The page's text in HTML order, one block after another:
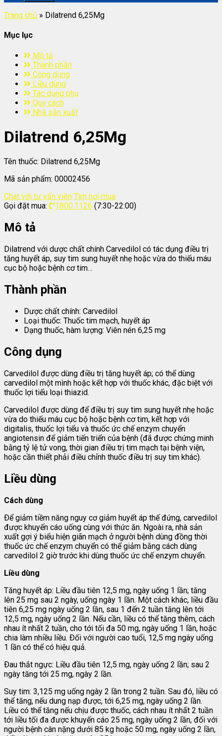
Trang chủ » Dilatrend 6,25Mg
Mục lục
Mô tả
Thành phần
Công dụng
Liều dùng
Tác dụng phụ
Quy cách
Nhà sản xuất
Dilatrend 6,25Mg
Tên thuốc: Dilatrend 6,25Mg
Mã sản phẩm: 00002456
Chat với tư vấn viên Tìm nơi mua
Gọi đặt mua:
1800.1126 (7:30-22:00)
Mô tả
Dilatrend với dược chất chính Carvedilol có tác dụng điều trị
tăng huyết áp, suy tim sung huyết nhẹ hoặc vừa do thiếu máu
cục bộ hoặc bệnh cơ tim…
Thành phần
Dược chất chính: Carvedilol
Loại thuốc: Thuốc tim mạch, huyết áp
Dạng thuốc, hàm lượng: Viên nén 6,25 mg
Công dụng
Carvedilol được dùng điều trị tăng huyết áp; có thể dùng
carvedilol một mình hoặc kết hợp với thuốc khác, đặc biệt với
thuốc lợi tiểu loại thiazid.
Carvedilol được dùng để điều trị suy tim sung huyết nhẹ hoặc
vừa do thiếu máu cục bộ hoặc bệnh cơ tim, kết hợp với
digitalis, thuốc lợi tiểu và thuốc ức chế enzym chuyển
angiotensin để giảm tiến triển của bệnh (đã được chứng minh
bằng tỷ lệ tử vong, thời gian điều trị tim mạch tại bệnh viện,
hoặc cần thiết phải điều chỉnh thuốc điều trị suy tim khác).
Liều dùng
Cách dùng
Ðể giảm tiềm năng nguy cơ giảm huyết áp thế đứng, carvedilol
được khuyến cáo uống cùng với thức ăn. Ngoài ra, nhà sản
xuất gợi ý biểu hiện giãn mạch ở người bệnh dùng đồng thời
thuốc ức chế enzym chuyển có thể giảm bằng cách dùng
carvedilol 2 giờ trước khi dùng thuốc ức chế enzym chuyển.
Liều dùng
Tăng huyết áp: Liều đầu tiên 12,5 mg, ngày uống 1 lần; tăng
lên 25 mg sau 2 ngày, uống ngày 1 lần. Một cách khác, liều đầu
tiên 6,25 mg ngày uống 2 lần, sau 1 đến 2 tuần tăng lên tới
12,5 mg, ngày uống 2 lần. Nếu cần, liều có thể tăng thêm, cách
nhau ít nhất 2 tuần, cho tới tối đa 50 mg, ngày uống 1 lần, hoặc
chia làm nhiều liều. Ðối với người cao tuổi, 12,5 mg ngày uống
1 lần có thể có hiệu quả.
Ðau thắt ngực: Liều đầu tiên 12,5 mg, ngày uống 2 lần; sau 2
ngày tăng tới 25 mg, ngày 2 lần.
Suy tim: 3,125 mg uống ngày 2 lần trong 2 tuần. Sau đó, liều có
thể tăng, nếu dung nạp được, tới 6,25 mg, ngày uống 2 lần.
Liều có thể tăng nếu chịu được thuốc, cách nhau ít nhất 2 tuần
tới liều tối đa được khuyến cáo 25 mg, ngày uống 2 lần, đối với
người bệnh cân nặng dưới 85 kg hoặc 50 mg, ngày uống 2 lần,